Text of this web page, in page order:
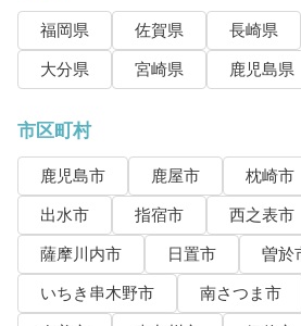
福岡県 佐賀県 長崎県
大分県
宮崎県 鹿児島県
市区町村
鹿児島市 鹿屋市 枕崎市
出水市
指宿市 西之表市
薩摩川内市
日置市 曽於
いちき串木野市
南さつま市